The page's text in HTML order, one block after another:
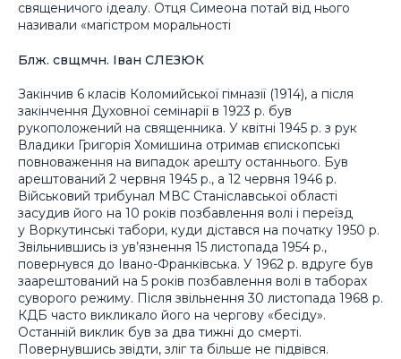
священичого ідеалу. Отця Симеона потай від нього
називали «магістром моральності
Блж. свщмчн. Іван СЛЕЗЮК
Закінчив 6 класів Коломийської гімназії (1914), а після
закінчення Духовної семінарії в 1923 р. був
рукоположений на священника. У квітні 1945 р. з рук
Владики Григорія Хомишина отримав єпископські
повноваження на випадок арешту останнього. Був
арештований 2 червня 1945 р., а 12 червня 1946 р.
Військовий трибунал МВС Станіславської області
засудив його на 10 років позбавлення волі і переїзд
у Воркутинські табори, куди дістався на початку 1950 р.
Звільнившись із ув’язнення 15 листопада 1954 р.,
повернувся до Івано-Франківська. У 1962 р. вдруге був
заарештований на 5 років позбавлення волі в таборах
суворого режиму. Після звільнення 30 листопада 1968 р.
КДБ часто викликало його на чергову «бесіду».
Останній виклик був за два тижні до смерті.
Повернувшись звідти, зліг та більше не підвівся.